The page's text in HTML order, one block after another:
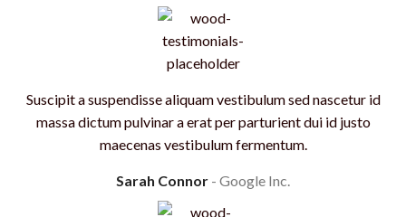
Suscipit a suspendisse aliquam vestibulum sed nascetur id
massa dictum pulvinar a erat per parturient dui id justo
maecenas vestibulum fermentum.
Sarah Connor Google Inc.